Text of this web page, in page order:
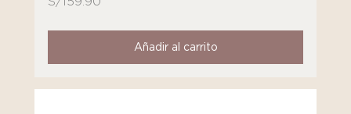
Añadir al carrito